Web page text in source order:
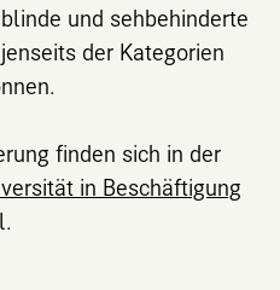
und sehbehinderte
der Kategorien
finden sich in der
in Beschäftigung